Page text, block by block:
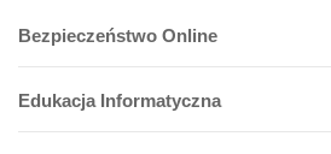
Bezpieczeństwo Online
Edukacja Informatyczna